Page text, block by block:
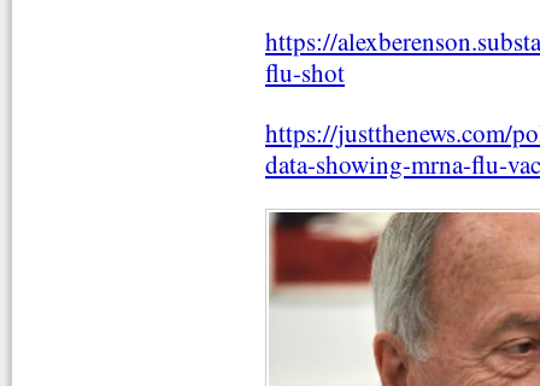
https://
flu-shot
https://justthenews.com/
data-showing-mrna-flu-